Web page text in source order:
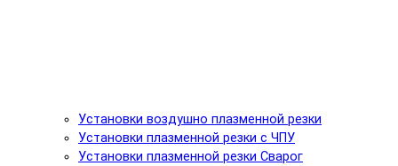
Установки воздушно плазменной резки
Установки плазменной резки с ЧПУ
Установки плазменной резки Сварог